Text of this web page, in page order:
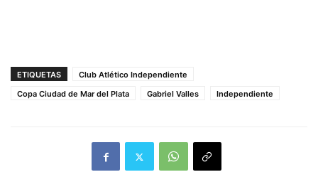
ETIQUETAS
Club Atlético Independiente
Copa Ciudad de Mar del Plata
Gabriel Valles Independiente